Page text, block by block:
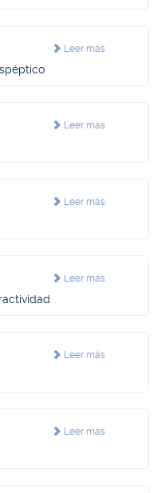
Leer más
Leer más
Leer más
Leer más
Leer más
Leer más